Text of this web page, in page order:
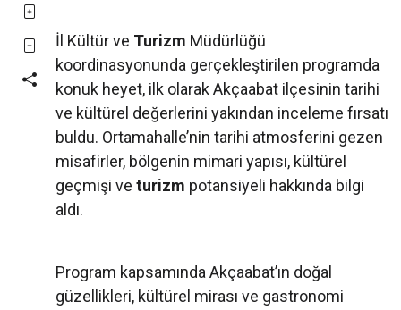
İl Kültür ve Turizm Müdürlüğü
koordinasyonunda gerçekleştirilen programda
konuk heyet, ilk olarak Akçaabat ilçesinin tarihi
ve kültürel değerlerini yakından inceleme fırsatı
buldu. Ortamahalle’nin tarihi atmosferini gezen
misafirler, bölgenin mimari yapısı, kültürel
geçmişi ve turizm potansiyeli hakkında bilgi
aldı.
Program kapsamında Akçaabat’ın doğal
güzellikleri, kültürel mirası ve gastronomi